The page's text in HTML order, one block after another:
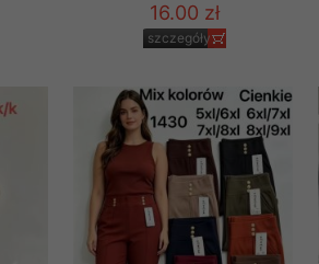
16.00 zł
szczegóły